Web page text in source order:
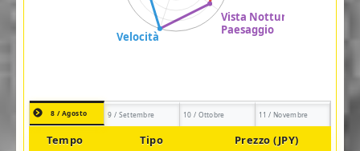
8 / Agosto 9 / Settembre 10 / Ottobre 11 / Novembre
Tempo Tipo Prezzo (JPY)